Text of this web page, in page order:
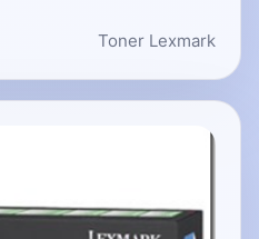
Toner Lexmark